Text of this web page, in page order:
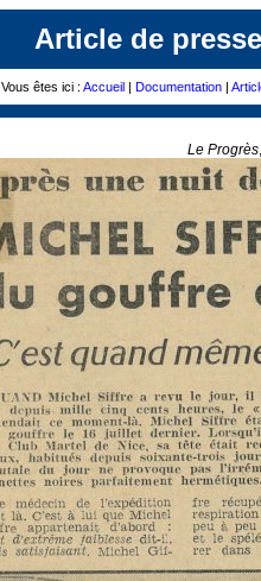
Article de
Vous êtes ici : Accueil | Documentation |
Le Progrès